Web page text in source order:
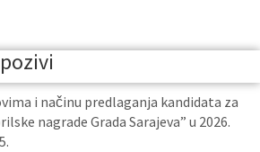
i načinu predlaganja kandidata za
nagrade Grada Sarajeva” u 2026.